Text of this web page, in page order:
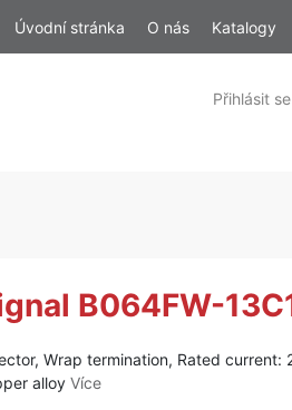
Úvodní stránka O nás Katalogy
Přihlásit se
B064FW-
Wrap termination, Rated current:
alloyVíce